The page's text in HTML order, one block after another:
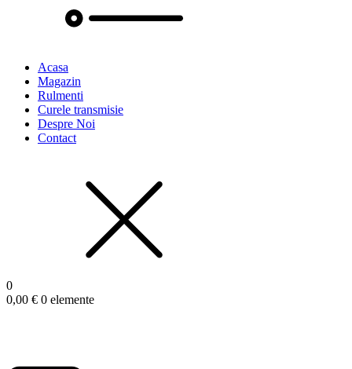
Acasa
Magazin
Rulmenti
Curele transmisie
Despre Noi
Contact
0
0,00 € 0 elemente